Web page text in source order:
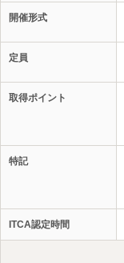
開催形式
定員
取得ポイント
特記
ITCA認定時間